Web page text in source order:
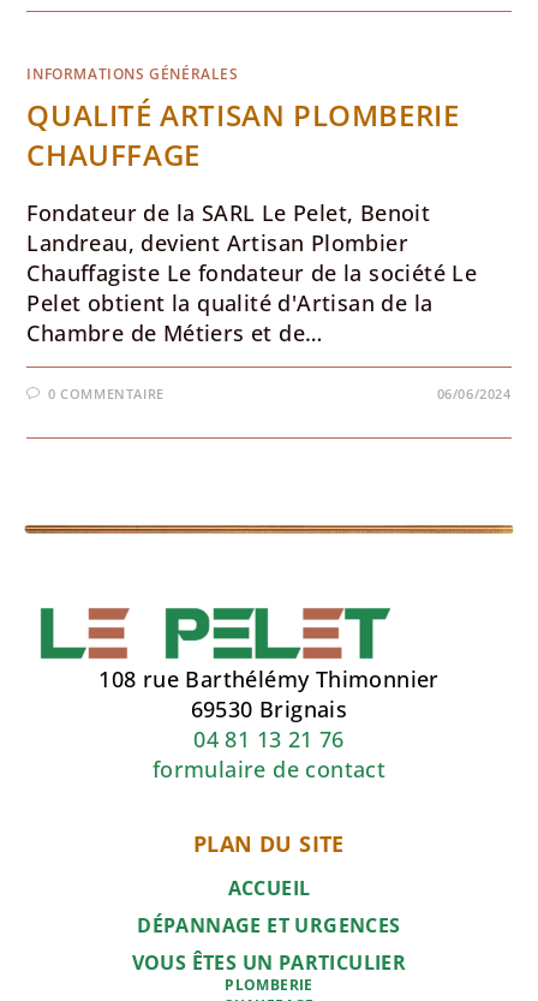
INFORMATIONS GÉNÉRALES
QUALITÉ ARTISAN PLOMBERIE
CHAUFFAGE
Fondateur de la SARL Le Pelet, Benoit
Landreau, devient Artisan Plombier
Chauffagiste Le fondateur de la société Le
Pelet obtient la qualité d'Artisan de la
Chambre de Métiers et de…
0 COMMENTAIRE 06/06/2024
108 rue Barthélémy Thimonnier
69530 Brignais
04 81 13 21 76
formulaire de contact
PLAN DU SITE
ACCUEIL
DÉPANNAGE ET URGENCES
VOUS ÊTES UN PARTICULIER
PLOMBERIE